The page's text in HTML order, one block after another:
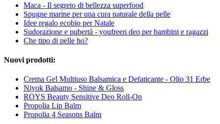
Maca - Il segreto di bellezza superfood
Spugne marine per una cura naturale della pelle
Idee regalo ecobio per Natale
Sudorazione e pubertà - youfreen deo per bambini e ragazzi
Che tipo di pelle ho?
Nuovi prodotti:
Crema Gel Multiuso Balsamica e Defaticante - Olio 31 Erbe
Niyok Balsamo - Shine & Gloss
ROYS Beauty Sensitive Deo Roll-On
Propolia Lip Balm
Propolia 4 Seasons Balm